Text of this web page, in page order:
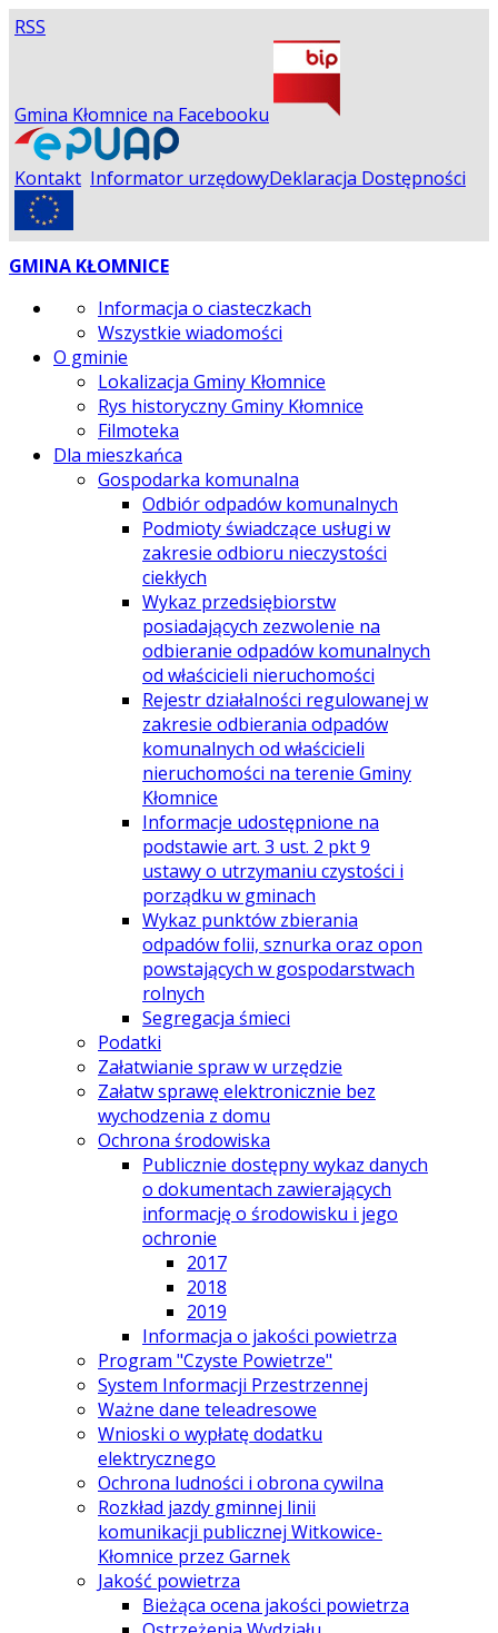
RSS
Gmina Kłomnice na Facebooku
Kontakt Informator urzędowyDeklaracja Dostępności
GMINA KŁOMNICE
Informacja o ciasteczkach
Wszystkie wiadomości
O gminie
Lokalizacja Gminy Kłomnice
Rys historyczny Gminy Kłomnice
Filmoteka
Dla mieszkańca
Gospodarka komunalna
Odbiór odpadów komunalnych
Podmioty świadczące usługi w
zakresie odbioru nieczystości
ciekłych
Wykaz przedsiębiorstw
posiadających zezwolenie na
odbieranie odpadów komunalnych
od właścicieli nieruchomości
Rejestr działalności regulowanej w
zakresie odbierania odpadów
komunalnych od właścicieli
nieruchomości na terenie Gminy
Kłomnice
Informacje udostępnione na
podstawie art. 3 ust. 2 pkt 9
ustawy o utrzymaniu czystości i
porządku w gminach
Wykaz punktów zbierania
odpadów folii, sznurka oraz opon
powstających w gospodarstwach
rolnych
Segregacja śmieci
Podatki
Załatwianie spraw w urzędzie
Załatw sprawę elektronicznie bez
wychodzenia z domu
Ochrona środowiska
Publicznie dostępny wykaz danych
o dokumentach zawierających
informację o środowisku i jego
ochronie
2017
2018
2019
Informacja o jakości powietrza
Program "Czyste Powietrze"
System Informacji Przestrzennej
Ważne dane teleadresowe
Wnioski o wypłatę dodatku
elektrycznego
Ochrona ludności i obrona cywilna
Rozkład jazdy gminnej linii
komunikacji publicznej Witkowice-
Kłomnice przez Garnek
Jakość powietrza
Bieżąca ocena jakości powietrza